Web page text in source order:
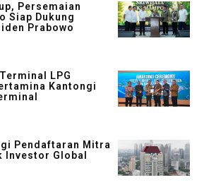
Persemaian
Siap Dukung
Prabowo
LPG
Kantongi
Pendaftaran Mitra
Investor Global